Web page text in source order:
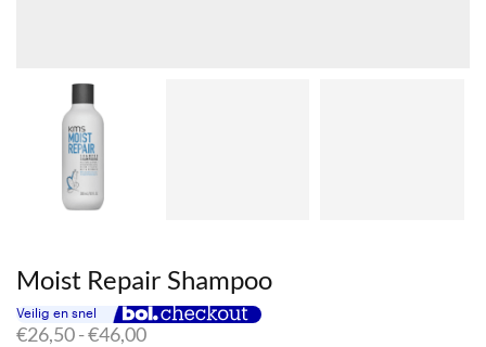
Moist Repair Shampoo
€26,50-€46,00Prijsklasse: